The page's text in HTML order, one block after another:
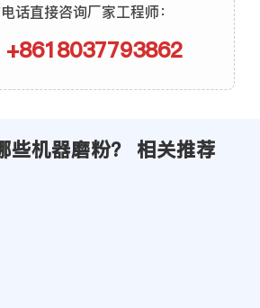
话直接咨询厂家工程师：
+8618037793862
些机器磨粉？ 相关推荐